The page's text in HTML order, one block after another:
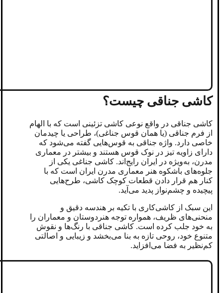
کاشی جناقی چیست؟
کاشی جناقی در واقع نوعی کاشی تزئینی است که با الهام
از فرم جناقی (یا همان قوس جناغی)، طراحی یا چیدمان
خاصی دارد. واژه جناقی به قوس‌هایی گفته می‌شود که
دارای زاویه تیز در نوک قوس هستند و بیشتر در معماری
مدرن، به‌ویژه در ایران رایج‌اند. کاشی جناغی یکی از
جلوه‌های باشکوه هنر معماری مدرن ایران است که با
کنار هم قرار دادن قطعات کوچک کاشی، طرح‌هایی
پیچیده و چشم‌نواز پدید می‌آید.
این سبک از کاشی‌کاری با تکیه بر هندسه دقیق و
منحنی‌های ظریف، همواره توجه هنردوستان و معماران را
به خود جلب کرده است. کاشی جناقی با رنگ‌ها و نقوش
متنوع خود، روحی تازه به بنا می‌بخشد و زیبایی و اصالتی
کم‌نظیر به فضا می‌افزاید.